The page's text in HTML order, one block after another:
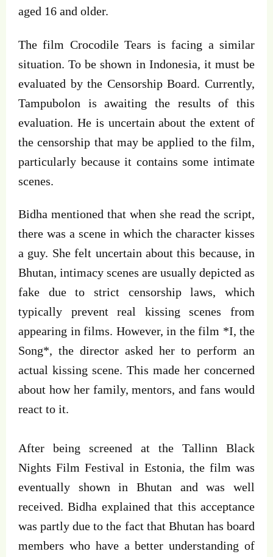
aged 16 and older.
The film Crocodile Tears is facing a similar
situation. To be shown in Indonesia, it must be
evaluated by the Censorship Board. Currently,
Tampubolon is awaiting the results of this
evaluation. He is uncertain about the extent of
the censorship that may be applied to the film,
particularly because it contains some intimate
scenes.
Bidha mentioned that when she read the script,
there was a scene in which the character kisses
a guy. She felt uncertain about this because, in
Bhutan, intimacy scenes are usually depicted as
fake due to strict censorship laws, which
typically prevent real kissing scenes from
appearing in films. However, in the film *I, the
Song*, the director asked her to perform an
actual kissing scene. This made her concerned
about how her family, mentors, and fans would
react to it.
After being screened at the Tallinn Black
Nights Film Festival in Estonia, the film was
eventually shown in Bhutan and was well
received. Bidha explained that this acceptance
was partly due to the fact that Bhutan has board
members who have a better understanding of